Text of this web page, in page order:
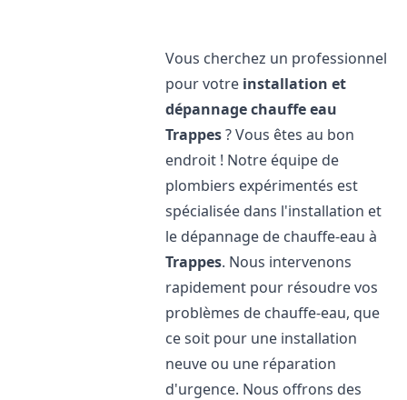
Vous cherchez un professionnel
pour votre installation et
dépannage chauffe eau
Trappes? Vous êtes au bon
endroit ! Notre équipe de
plombiers expérimentés est
spécialisée dans l'installation et
le dépannage de chauffe-eau à
Trappes. Nous intervenons
rapidement pour résoudre vos
problèmes de chauffe-eau, que
ce soit pour une installation
neuve ou une réparation
d'urgence. Nous offrons des